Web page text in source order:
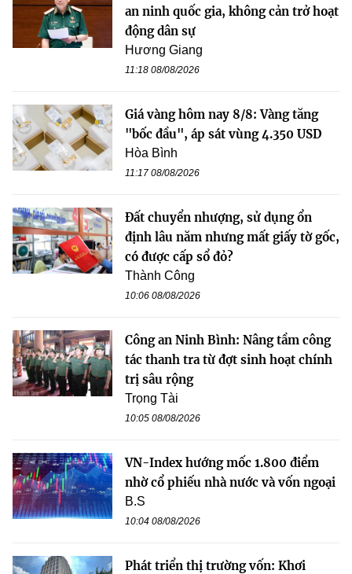
an ninh quốc gia, không cản trở hoạt
động dân sự
Hương Giang
11:18 08/08/2026
Giá vàng hôm nay 8/8: Vàng tăng
"bốc đầu", áp sát vùng 4.350 USD
Hòa Bình
11:17 08/08/2026
Đất chuyển nhượng, sử dụng ổn
định lâu năm nhưng mất giấy tờ gốc,
có được cấp sổ đỏ?
Thành Công
10:06 08/08/2026
Công an Ninh Bình: Nâng tầm công
tác thanh tra từ đợt sinh hoạt chính
trị sâu rộng
Trọng Tài
10:05 08/08/2026
VN-Index hướng mốc 1.800 điểm
nhờ cổ phiếu nhà nước và vốn ngoại
B.S
10:04 08/08/2026
Phát triển thị trường vốn: Khơi